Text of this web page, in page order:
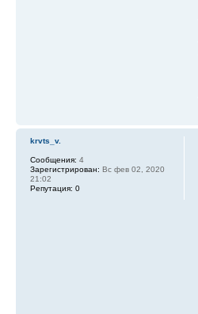
krvts_v.
Сообщения: 4
Зарегистрирован: Вс фев 02, 2020
21:02
Репутация: 0